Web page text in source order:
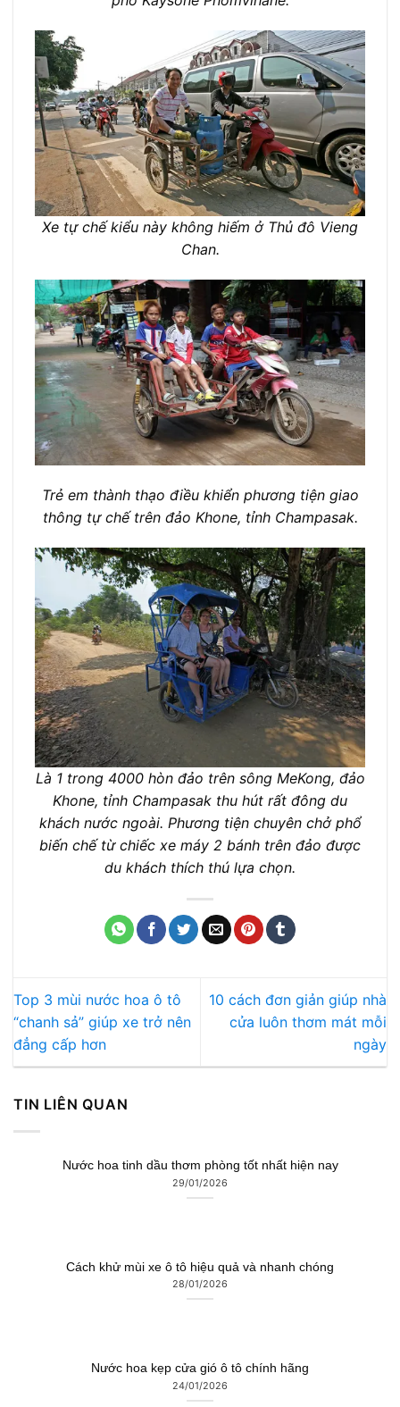
Xe tự chế kiểu này không hiếm ở Thủ đô Vieng
Chan.
Trẻ em thành thạo điều khiển phương tiện giao
thông tự chế trên đảo Khone, tỉnh Champasak.
Là 1 trong 4000 hòn đảo trên sông MeKong, đảo
Khone, tỉnh Champasak thu hút rất đông du
khách nước ngoài. Phương tiện chuyên chở phổ
biến chế từ chiếc xe máy 2 bánh trên đảo được
du khách thích thú lựa chọn.
Top 3 mùi nước hoa ô tô
“chanh sả” giúp xe trở nên
đẳng cấp hơn
10 cách đơn giản giúp nhà
cửa luôn thơm mát mỗi
ngày
TIN LIÊN QUAN
Nước hoa tinh dầu thơm phòng tốt nhất hiện nay
29/01/2026
Cách khử mùi xe ô tô hiệu quả và nhanh chóng
28/01/2026
Nước hoa kẹp cửa gió ô tô chính hãng
24/01/2026